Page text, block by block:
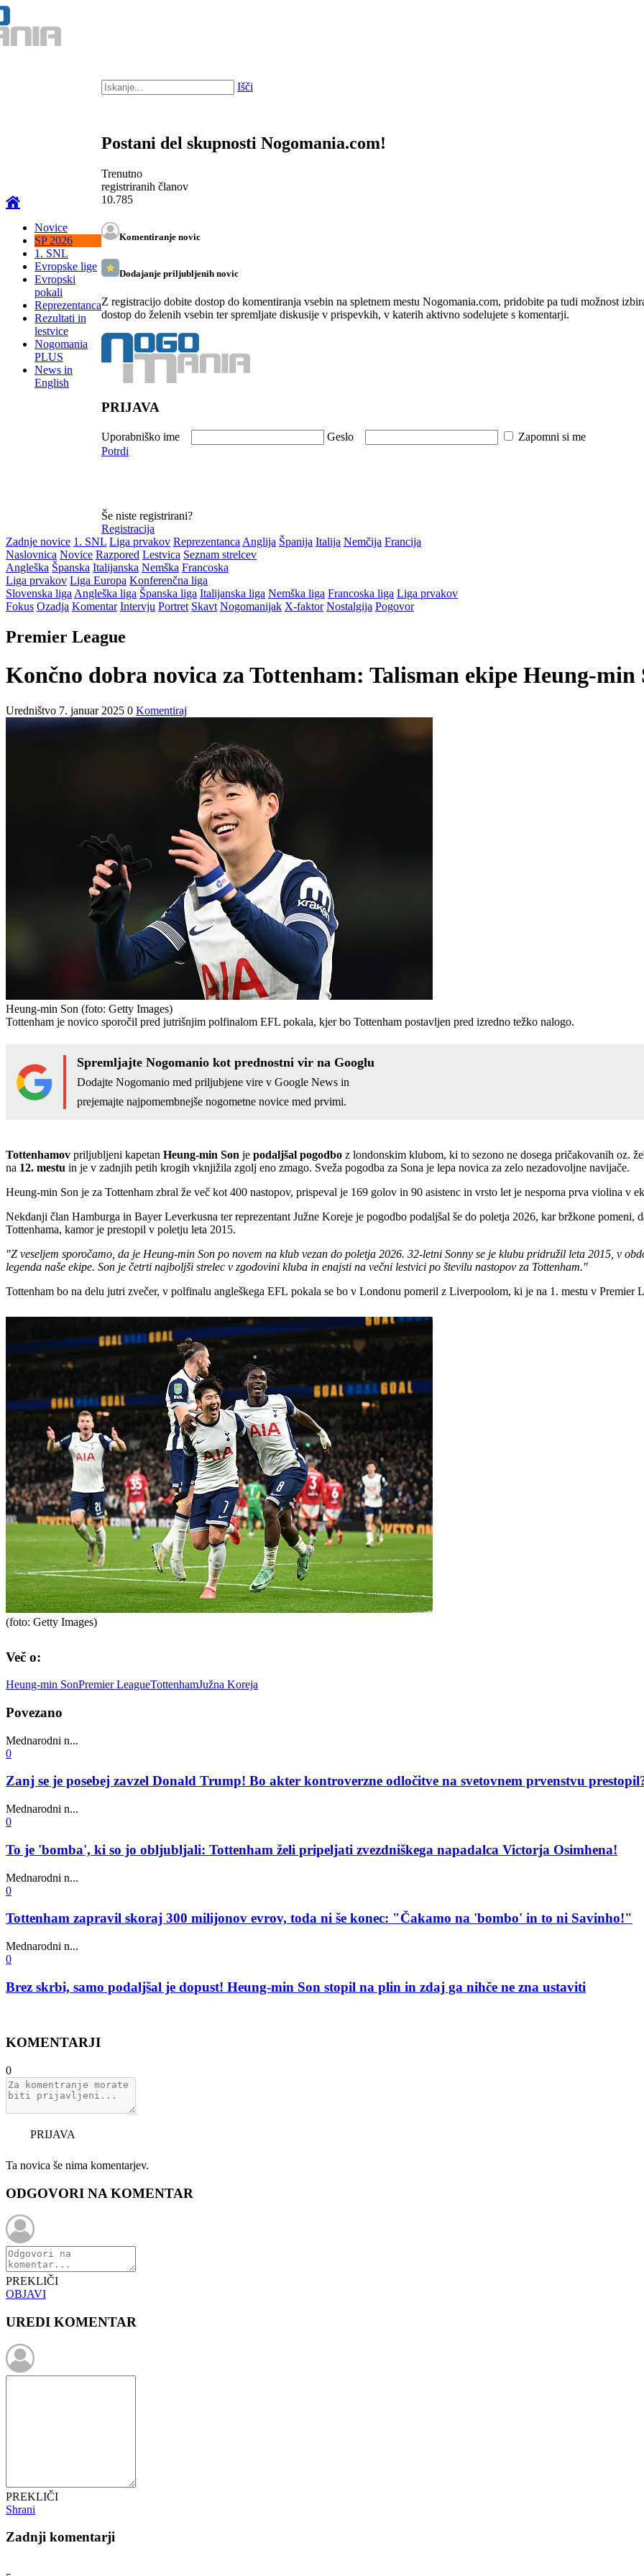
Novice
SP 2026
1. SNL
Evropske lige
Evropski
pokali
Reprezentanca
Rezultati in
lestvice
Nogomania
PLUS
News in
English
Išči
Postani del skupnosti Nogomania.com!
Trenutno
registriranih članov
10.785
Komentiranje novic
Dodajanje priljubljenih novic
Z registracijo dobite dostop do komentiranja vsebin na spletnem mestu Nogomania.com, pridobite pa tudi možnost
dostop do želenih vsebin ter spremljate diskusije v prispevkih, v katerih aktivno sodelujete s komentarji.
PRIJAVA
Uporabniško ime Geslo Zapomni si me
Potrdi
Še niste registrirani?
Registracija
Zadnje novice 1. SNL Liga prvakov Reprezentanca Anglija Španija Italija Nemčija Francija
Naslovnica Novice Razpored Lestvica Seznam strelcev
Angleška Španska Italijanska Nemška Francoska
Liga prvakov Liga Europa Konferenčna liga
Slovenska liga Angleška liga Španska liga Italijanska liga Nemška liga Francoska liga Liga prvakov
Fokus Ozadja Komentar Intervju Portret Skavt Nogomanijak X-faktor Nostalgija Pogovor
Premier League
Končno dobra novica za Tottenham: Talisman ekipe Heung-min
Uredništvo 7. januar 2025 0 Komentiraj
Heung-min Son (foto: Getty Images)
Tottenham je novico sporočil pred jutrišnjim polfinalom EFL pokala, kjer bo Tottenham postavljen pred izredno težko nalogo.
Spremljajte Nogomanio kot prednostni vir na Googlu
Dodajte Nogomanio med priljubjene vire v Google News in
prejemajte najpomembnejše nogometne novice med prvimi.
Tottenhamov priljubljeni kapetan Heung-min Son je podaljšal pogodbo z londonskim klubom, ki to sezono ne dosega pričakovanih oz.
na 12. mestu in je v zadnjih petih krogih vknjižila zgolj eno zmago. Sveža pogodba za Sona je lepa novica za zelo nezadovoljne navijače.
Heung-min Son je za Tottenham zbral že več kot 400 nastopov, prispeval je 169 golov in 90 asistenc in vrsto let je nesporna prva violina v
Nekdanji član Hamburga in Bayer Leverkusna ter reprezentant Južne Koreje je pogodbo podaljšal še do poletja 2026, kar bržkone
Tottenhama, kamor je prestopil v poletju leta 2015.
"Z veseljem sporočamo, da je Heung-min Son po novem na klub vezan do poletja 2026. 32-letni Sonny se je klubu pridružil leta 2015, v
legenda naše ekipe. Son je četrti najboljši strelec v zgodovini kluba in enajsti na večni lestvici po številu nastopov za Tottenham."
Tottenham bo na delu jutri zvečer, v polfinalu angleškega EFL pokala se bo v Londonu pomeril z Liverpoolom, ki je na 1. mestu v Premier
(foto: Getty Images)
Več o:
Heung-min SonPremier LeagueTottenhamJužna Koreja
Povezano
Mednarodni n...
0
Zanj se je posebej zavzel Donald Trump! Bo akter kontroverzne odločitve na svetovnem prvenstvu
Mednarodni n...
0
To je 'bomba', ki so jo obljubljali: Tottenham želi pripeljati zvezdniškega napadalca Victorja Osimhena!
Mednarodni n...
0
Tottenham zapravil skoraj 300 milijonov evrov, toda ni še konec: "Čakamo na 'bombo' in to ni Savinho!"
Mednarodni n...
0
Brez skrbi, samo podaljšal je dopust! Heung-min Son stopil na plin in zdaj ga nihče ne zna ustaviti
KOMENTARJI
0
PRIJAVA
Ta novica še nima komentarjev.
ODGOVORI NA KOMENTAR
PREKLIČI
OBJAVI
UREDI KOMENTAR
PREKLIČI
Shrani
Zadnji komentarji